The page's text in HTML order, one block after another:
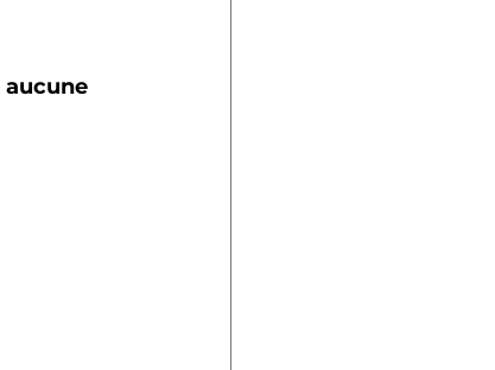
aucune